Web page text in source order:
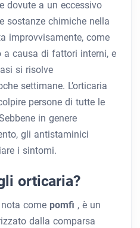
dovute a un eccessivo
sostanze chimiche nella
improvvisamente, come
a causa di fattori interni, e
si risolve
settimane. L’orticaria
persone di tutte le
in genere
gli antistaminici
i sintomi.
orticaria?
nota come pomfi , è un
dalla comparsa